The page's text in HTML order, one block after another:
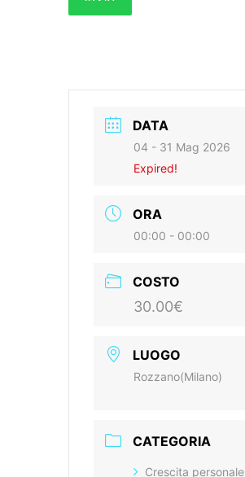
DATA
04 - 31 Mag 2026
Expired!
ORA
00:00 - 00:00
COSTO
30.00€
LUOGO
Rozzano(Milano)
CATEGORIA
Crescita personale